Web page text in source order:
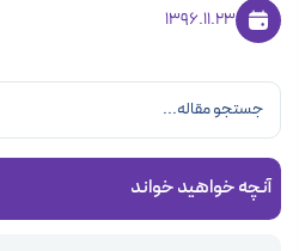
1396.11.23
آنچه خواهید خواند